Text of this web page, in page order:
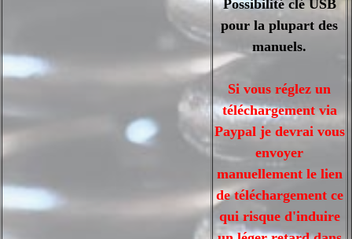
Possibilité clé USB
pour la plupart des
manuels.
Si vous réglez un
téléchargement via
Paypal je devrai vous
envoyer
manuellement le lien
de téléchargement ce
qui risque d'induire